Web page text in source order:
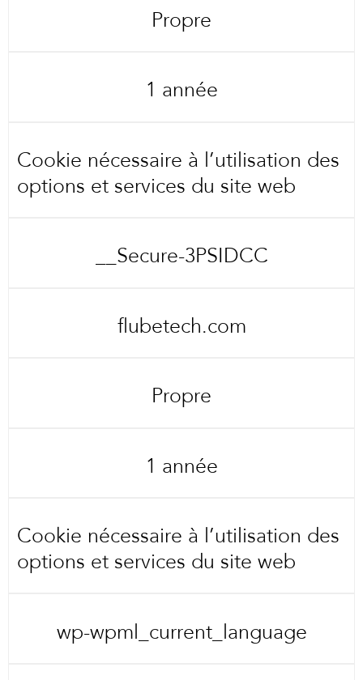
Propre
1 année
Cookie nécessaire à l’utilisation des
options et services du site web
__Secure-3PSIDCC
flubetech.com
Propre
1 année
Cookie nécessaire à l’utilisation des
options et services du site web
wp-wpml_current_language